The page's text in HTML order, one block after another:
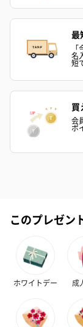
スイーツ
スイーツを同梱
円）
スキンケアグッ
スキンケアグッ
最
名
短
買
会
ポ
このプレゼン
ホワイトデー 成